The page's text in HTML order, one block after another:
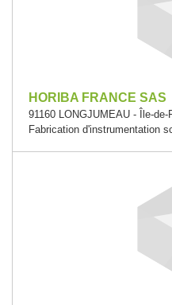
HORIBA FRANCE SAS
91160 LONGJUMEAU - Île-de-
Fabrication d'instrumentation